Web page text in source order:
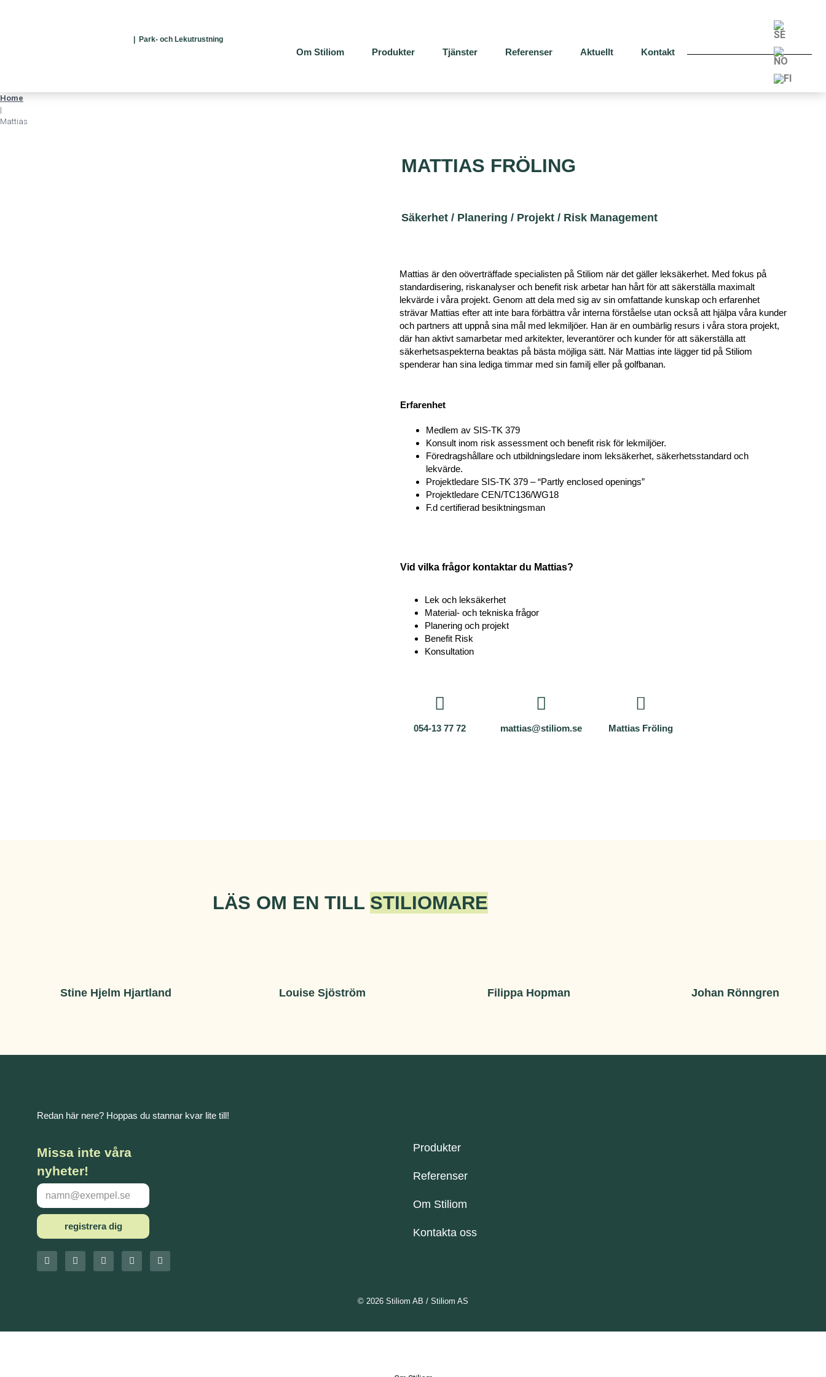
| Park- och Lekutrustning
Om Stiliom Produkter Tjänster Referenser Aktuellt Kontakt
Home
|
Mattias
MATTIAS FRÖLING
Säkerhet / Planering / Projekt / Risk Management
Mattias är den oöverträffade specialisten på Stiliom när det gäller leksäkerhet. Med fokus på
standardisering, riskanalyser och benefit risk arbetar han hårt för att säkerställa maximalt
lekvärde i våra projekt. Genom att dela med sig av sin omfattande kunskap och erfarenhet
strävar Mattias efter att inte bara förbättra vår interna förståelse utan också att hjälpa våra kunder
och partners att uppnå sina mål med lekmiljöer. Han är en oumbärlig resurs i våra stora projekt,
där han aktivt samarbetar med arkitekter, leverantörer och kunder för att säkerställa att
säkerhetsaspekterna beaktas på bästa möjliga sätt. När Mattias inte lägger tid på Stiliom
spenderar han sina lediga timmar med sin familj eller på golfbanan.
Erfarenhet
Medlem av SIS-TK 379
Konsult inom risk assessment och benefit risk för lekmiljöer.
Föredragshållare och utbildningsledare inom leksäkerhet, säkerhetsstandard och
lekvärde.
Projektledare SIS-TK 379 – “Partly enclosed openings”
Projektledare CEN/TC136/WG18
F.d certifierad besiktningsman
Vid vilka frågor kontaktar du Mattias?
Lek och leksäkerhet
Material- och tekniska frågor
Planering och projekt
Benefit Risk
Konsultation
054-13 77 72 mattias@stiliom.se Mattias Fröling
LÄS OM EN TILL STILIOMARE
Stine Hjelm Hjartland Louise Sjöström Filippa Hopman Johan Rönngren
Redan här nere? Hoppas du stannar kvar lite till!
Missa inte våra
nyheter!
registrera dig
Produkter
Referenser
Om Stiliom
Kontakta oss
© 2026 Stiliom AB / Stiliom AS